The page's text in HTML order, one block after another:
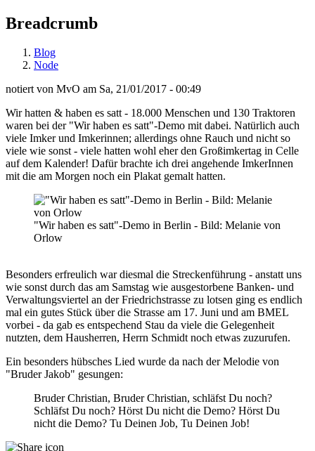
Breadcrumb
Blog
Node
notiert von MvO am Sa, 21/01/2017 - 00:49
Wir hatten & haben es satt - 18.000 Menschen und 130 Traktoren
waren bei der "Wir haben es satt"-Demo mit dabei. Natürlich auch
viele Imker und Imkerinnen; allerdings ohne Rauch und nicht so
viele wie sonst - viele hatten wohl eher den Großimkertag in Celle
auf dem Kalender! Dafür brachte ich drei angehende ImkerInnen
mit die am Morgen noch ein Plakat gemalt hatten.
"Wir haben es satt"-Demo in Berlin - Bild: Melanie von
Orlow
Besonders erfreulich war diesmal die Streckenführung - anstatt uns
wie sonst durch das am Samstag wie ausgestorbene Banken- und
Verwaltungsviertel an der Friedrichstrasse zu lotsen ging es endlich
mal ein gutes Stück über die Strasse am 17. Juni und am BMEL
vorbei - da gab es entspechend Stau da viele die Gelegenheit
nutzten, dem Hausherren, Herrn Schmidt noch etwas zuzurufen.
Ein besonders hübsches Lied wurde da nach der Melodie von
"Bruder Jakob" gesungen:
Bruder Christian, Bruder Christian, schläfst Du noch?
Schläfst Du noch? Hörst Du nicht die Demo? Hörst Du
nicht die Demo? Tu Deinen Job, Tu Deinen Job!